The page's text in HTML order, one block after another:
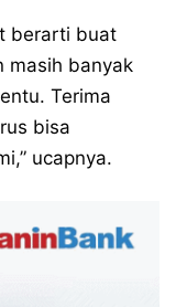
berarti buat
masih banyak
Terima
bisa
ucapnya.